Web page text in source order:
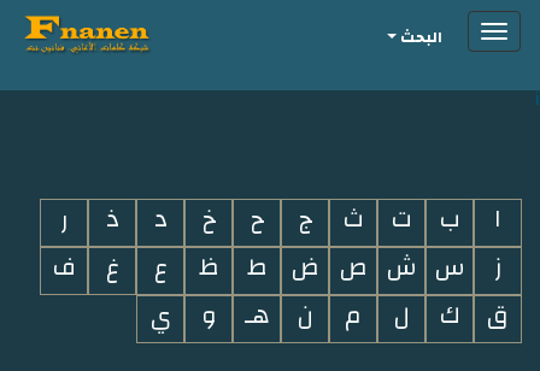
i
Toggleالبحث
ا ب ت ث ج ح خ د ذ
ر
ز
س ش ص ض ط ظ ع غ
ف
ق
ك ل م ن هـ و ي